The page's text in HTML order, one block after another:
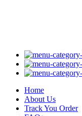
Home
About Us
Track You Order